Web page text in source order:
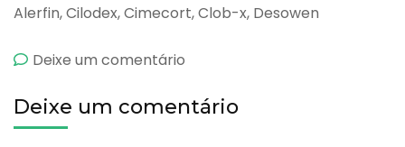
Alerfin, Cilodex, Cimecort, Clob-x, Desowen
Deixe um comentário
Deixe um comentário